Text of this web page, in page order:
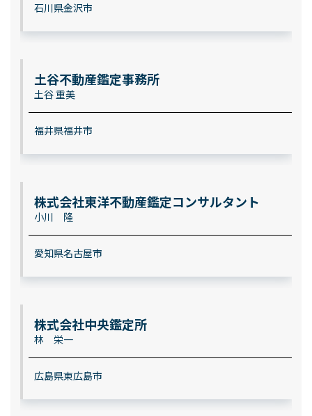
石川県金沢市
土谷不動産鑑定事務所
土谷 重美
福井県福井市
株式会社東洋不動産鑑定コンサルタント
小川 隆
愛知県名古屋市
株式会社中央鑑定所
林 栄一
広島県東広島市